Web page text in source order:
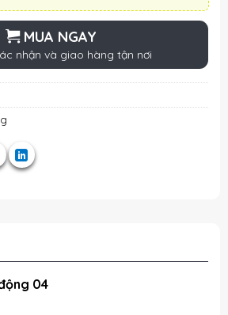
MUA NGAY
nhận và giao hàng tận nơi
04